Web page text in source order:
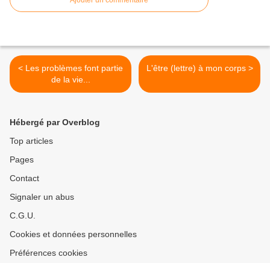
< Les problèmes font partie
de la vie...
L'être (lettre) à mon corps >
Hébergé par Overblog
Top articles
Pages
Contact
Signaler un abus
C.G.U.
Cookies et données personnelles
Préférences cookies